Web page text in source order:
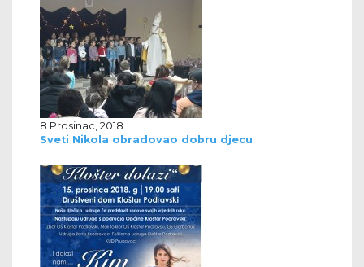
8 Prosinac, 2018
Sveti Nikola obradovao dobru djecu